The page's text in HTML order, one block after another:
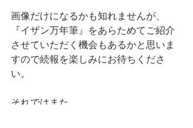
画像だけになるかも知れませんが、
『イザン万年筆』をあらためてご紹介
させていただく機会もあるかと思いま
すので続報を楽しみにお待ちくださ
い。
それではまた。